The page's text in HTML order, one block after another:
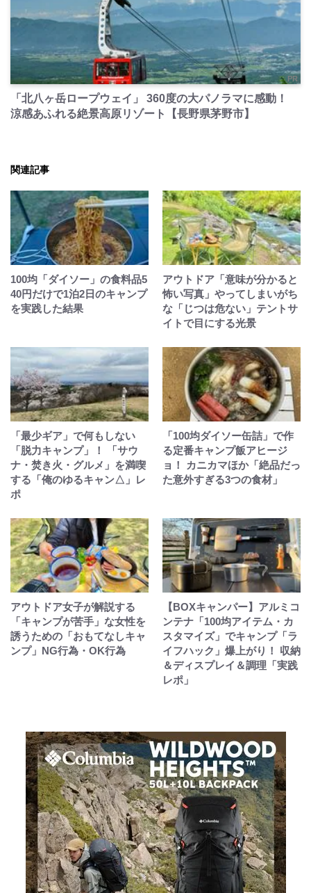
PR
「北八ヶ岳ロープウェイ」 360度の大パノラマに感動！
涼感あふれる絶景高原リゾート【長野県茅野市】
関連記事
100均「ダイソー」の食料品5
40円だけで1泊2日のキャンプ
を実践した結果
アウトドア「意味が分かると
怖い写真」やってしまいがち
な「じつは危ない」テントサ
イトで目にする光景
「最少ギア」で何もしない
「脱力キャンプ」！ 「サウ
ナ・焚き火・グルメ」を満喫
する「俺のゆるキャン△」レ
ポ
「100均ダイソー缶詰」で作
る定番キャンプ飯アヒージ
ョ！ カニカマほか「絶品だっ
た意外すぎる3つの食材」
アウトドア女子が解説する
「キャンプが苦手」な女性を
誘うための「おもてなしキャ
ンプ」NG行為・OK行為
【BOXキャンパー】アルミコ
ンテナ「100均アイテム・カ
スタマイズ」でキャンプ「ラ
イフハック」爆上がり！ 収納
＆ディスプレイ＆調理「実践
レポ」